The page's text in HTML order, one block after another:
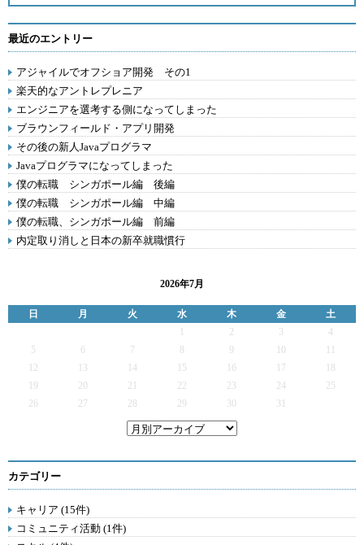
最近のエントリー
アジャイルでオフショア開発 その1
楽天的なアントレプレニア
エンジニアを選考する側になってしまった
ブラウンフィールド・アプリ開発
その後の新人Javaプログラマ
Javaプログラマになってしまった
僕の転職 シンガポール編 後編
僕の転職 シンガポール編 中編
僕の転職、シンガポール編 前編
内定取り消しと日本の新卒就職慣行
2026年7月
日 月 火 水 木 金
土
2 3
4
5
6 7 9
12
13 14 15 16 17
19
20 21 22 23 24
25
26
27 28 29 30 31
カテゴリー
キャリア (15件)
コミュニティ活動 (1件)